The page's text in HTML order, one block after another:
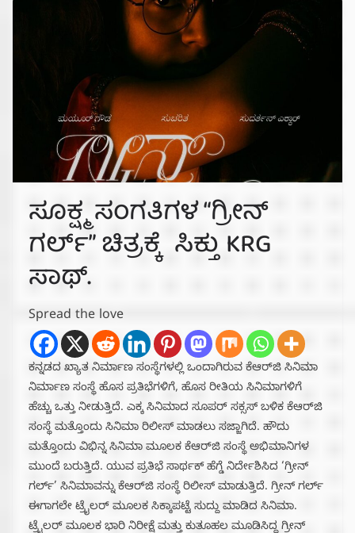
ಸೂಕ್ಷ್ಮ ಸಂಗತಿಗಳ “ಗ್ರೀನ್
ಗರ್ಲ್‌” ಚಿತ್ರಕ್ಕೆ ಸಿಕ್ತು KRG
ಸಾಥ್.
Spread the love
ಕನ್ನಡದ ಖ್ಯಾತ ನಿರ್ಮಾಣ ಸಂಸ್ಥೆಗಳಲ್ಲಿ ಒಂದಾಗಿರುವ ಕೆಆರ್‌ಜಿ ಸಿನಿಮಾ
ನಿರ್ಮಾಣ ಸಂಸ್ಥೆ ಹೊಸ ಪ್ರತಿಭೆಗಳಿಗೆ, ಹೊಸ ರೀತಿಯ ಸಿನಿಮಾಗಳಿಗೆ
ಹೆಚ್ಚು ಒತ್ತು ನೀಡುತ್ತಿದೆ. ಎಕ್ಕ ಸಿನಿಮಾದ ಸೂಪರ್ ಸಕ್ಸಸ್ ಬಳಿಕ ಕೆಆರ್‌ಜಿ
ಸಂಸ್ಥೆ ಮತ್ತೊಂದು ಸಿನಿಮಾ ರಿಲೀಸ್‌ ಮಾಡಲು ಸಜ್ಜಾಗಿದೆ. ಹೌದು
ಮತ್ತೊಂದು ವಿಭಿನ್ನ ಸಿನಿಮಾ ಮೂಲಕ ಕೆಆರ್‌ಜಿ ಸಂಸ್ಥೆ ಅಭಿಮಾನಿಗಳ
ಮುಂದೆ ಬರುತ್ತಿದೆ. ಯುವ ಪ್ರತಿಭೆ ಸಾರ್ಥಕ್ ಹೆಗ್ಡೆ ನಿರ್ದೇಶಿಸಿದ ‘ಗ್ರೀನ್
ಗರ್ಲ್’ ಸಿನಿಮಾವನ್ನು ಕೆಆರ್‌ಜಿ ಸಂಸ್ಥೆ ರಿಲೀಸ್ ಮಾಡುತ್ತಿದೆ. ಗ್ರೀನ್ ಗರ್ಲ್
ಈಗಾಗಲೇ ಟ್ರೈಲರ್ ಮೂಲಕ ಸಿಕ್ಕಾಪಟ್ಟೆ ಸುದ್ದು ಮಾಡಿದ ಸಿನಿಮಾ.
ಟ್ರೈಲರ್ ಮೂಲಕ ಭಾರಿ ನಿರೀಕ್ಷೆ ಮತ್ತು ಕುತೂಹಲ ಮೂಡಿಸಿದ್ದ ಗ್ರೀನ್